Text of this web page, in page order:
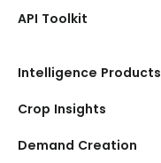
API Toolkit
Intelligence Products
Crop Insights
Demand Creation